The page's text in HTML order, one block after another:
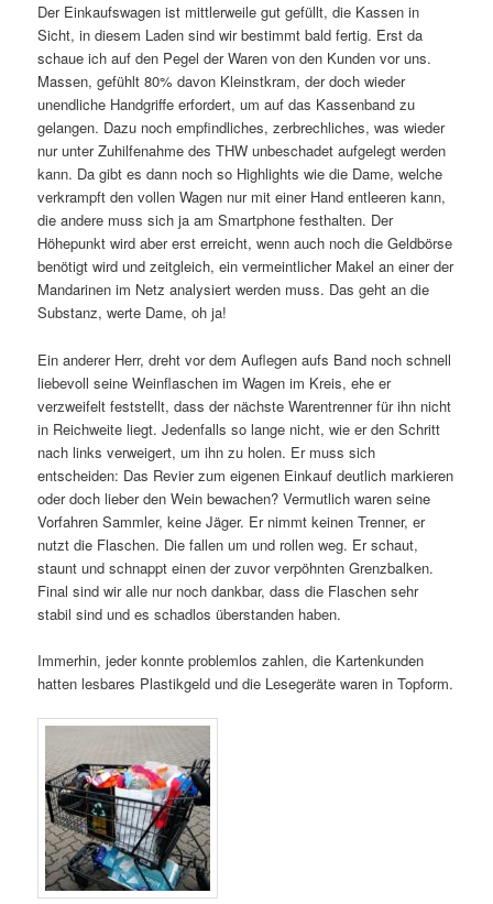
Der Einkaufswagen ist mittlerweile gut gefüllt, die Kassen in
Sicht, in diesem Laden sind wir bestimmt bald fertig. Erst da
schaue ich auf den Pegel der Waren von den Kunden vor uns.
Massen, gefühlt 80% davon Kleinstkram, der doch wieder
unendliche Handgriffe erfordert, um auf das Kassenband zu
gelangen. Dazu noch empfindliches, zerbrechliches, was wieder
nur unter Zuhilfenahme des THW unbeschadet aufgelegt werden
kann. Da gibt es dann noch so Highlights wie die Dame, welche
verkrampft den vollen Wagen nur mit einer Hand entleeren kann,
die andere muss sich ja am Smartphone festhalten. Der
Höhepunkt wird aber erst erreicht, wenn auch noch die Geldbörse
benötigt wird und zeitgleich, ein vermeintlicher Makel an einer der
Mandarinen im Netz analysiert werden muss. Das geht an die
Substanz, werte Dame, oh ja!
Ein anderer Herr, dreht vor dem Auflegen aufs Band noch schnell
liebevoll seine Weinflaschen im Wagen im Kreis, ehe er
verzweifelt feststellt, dass der nächste Warentrenner für ihn nicht
in Reichweite liegt. Jedenfalls so lange nicht, wie er den Schritt
nach links verweigert, um ihn zu holen. Er muss sich
entscheiden: Das Revier zum eigenen Einkauf deutlich markieren
oder doch lieber den Wein bewachen? Vermutlich waren seine
Vorfahren Sammler, keine Jäger. Er nimmt keinen Trenner, er
nutzt die Flaschen. Die fallen um und rollen weg. Er schaut,
staunt und schnappt einen der zuvor verpöhnten Grenzbalken.
Final sind wir alle nur noch dankbar, dass die Flaschen sehr
stabil sind und es schadlos überstanden haben.
Immerhin, jeder konnte problemlos zahlen, die Kartenkunden
hatten lesbares Plastikgeld und die Lesegeräte waren in Topform.